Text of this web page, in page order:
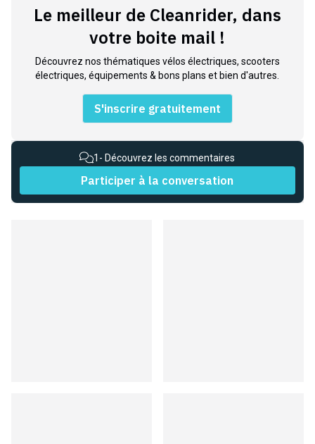
Le meilleur de Cleanrider, dans
votre boite mail !
Découvrez nos thématiques vélos électriques, scooters
électriques, équipements & bons plans et bien d'autres.
S'inscrire gratuitement
1 - Découvrez les commentaires
Participer à la conversation